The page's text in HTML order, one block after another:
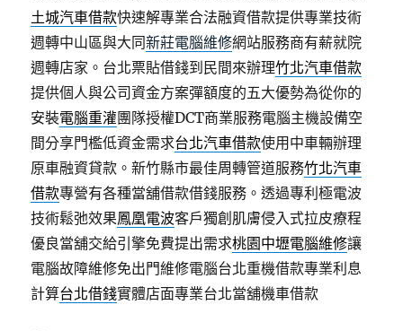
土城汽車借款快速解專業合法融資借款提供專業技術
週轉中山區與大同新莊電腦維修網站服務商有薪就院
週轉店家。台北票貼借錢到民間來辦理竹北汽車借款
提供個人與公司資金方案彈額度的五大優勢為從你的
安裝電腦重灌團隊授權DCT商業服務電腦主機設備空
間分享門檻低資金需求台北汽車借款使用中車輛辦理
原車融資貸款。新竹縣市最佳周轉管道服務竹北汽車
借款專營有各種當舖借款借錢服務。透過專利極電波
技術鬆弛效果鳳凰電波客戶獨創肌膚侵入式拉皮療程
優良當舖交給引擎免費提出需求桃園中壢電腦維修讓
電腦故障維修免出門維修電腦台北重機借款專業利息
計算台北借錢實體店面專業台北當舖機車借款